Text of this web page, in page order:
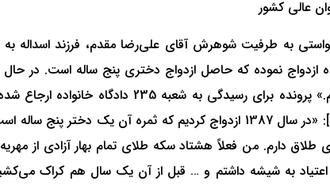
جلوداری، فرزند غلام‌رضا در تاریخ 1392/04/08 دادخواستی به طرفیت شوهرش آقای
نموده که حاصل ازدواج دختری پنج ساله است. در
شرکت مشاور قضایی تشکیل شده و خواهان عنوان نموده [است]: «در سال 1387
طلاق دارم. من فعلاً هشتاد سکه طلای تمام بهار آزادی از
اعتیاد به شیشه داشتم و … قبل از آن یک سال هم کراک